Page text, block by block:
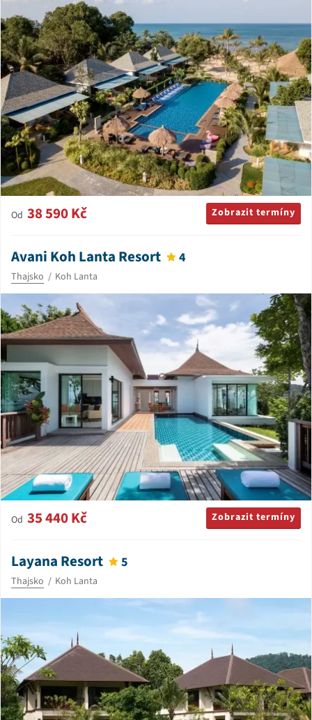
Od 38 590 Kč Zobrazit termíny
Avani Koh Lanta Resort 4
Thajsko Koh Lanta
Od 35 440 Kč Zobrazit termíny
Layana Resort 5
Thajsko Koh Lanta